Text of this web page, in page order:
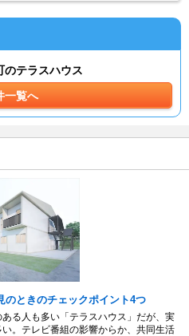
のテラスハウス
一覧へ
のときのチェックポイント4つ
る人も多い「テラスハウス」だが、実
。テレビ番組の影響からか、共同生活